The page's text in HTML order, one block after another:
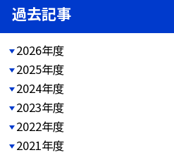
過去記事
2026年度
2025年度
2024年度
2023年度
2022年度
2021年度